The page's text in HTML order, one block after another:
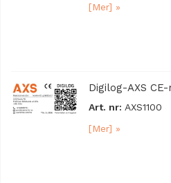
[Mer] »
Digilog-AXS
Art. nr: AXS1100
[Mer] »